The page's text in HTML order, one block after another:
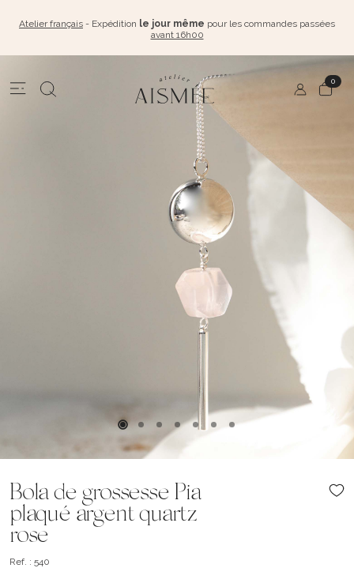
Atelier français - Expédition le jour même pour les commandes passées
avant 16h00
0
Bola de grossesse Pia
plaqué argent quartz
rose
Ref. : 540